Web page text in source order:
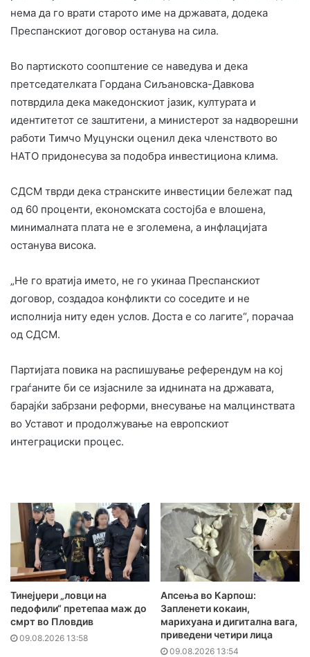
нема да го врати старото име на државата, додека
Преспанскиот договор останува на сила.
Во партиското соопштение се наведува и дека
претседателката Гордана Сиљановска-Давкова
потврдила дека македонскиот јазик, културата и
идентитетот се заштитени, а министерот за надворешни
работи Тимчо Муцунски оценил дека членството во
НАТО придонесува за подобра инвестициона клима.
СДСМ тврди дека странските инвестиции бележат пад
од 60 проценти, економската состојба е влошена,
минималната плата не е зголемена, а инфлацијата
останува висока.
„Не го вратија името, не го укинаа Преспанскиот
договор, создадоа конфликти со соседите и не
исполнија ниту еден услов. Доста е со лагите“, порачаа
од СДСМ.
Партијата повика на распишување референдум на кој
граѓаните би се изјасниле за иднината на државата,
барајќи забрзани реформи, внесување на малцинствата
во Уставот и продолжување на европскиот
интеграциски процес.
Тинејџери „ловци на
педофили“ претепаа маж до
смрт во Пловдив
09.08.2026 13:58
Апсења во Карпош:
Запленети кокаин,
марихуана и дигитална вага,
приведени четири лица
09.08.2026 13:54